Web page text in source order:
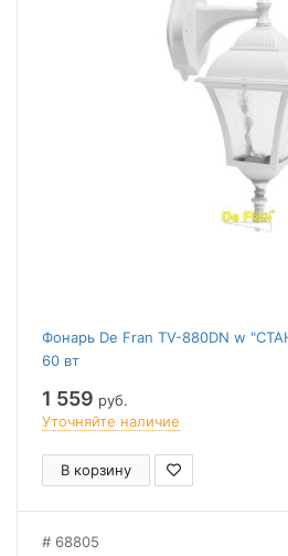
Фонарь De Fran TV-880DN w
60 вт
1 559 руб.
Уточняйте наличие
В корзину
68805